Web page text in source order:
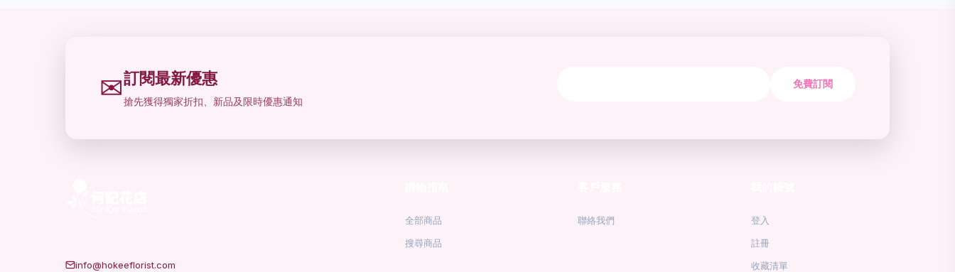
✉訂閱最新優惠
搶先獲得獨家折扣、新品及限時優惠通知
免費訂閱
info@hokeeflorist.com
全部商品
搜尋商品
聯絡我們
登入
註冊
收藏清單